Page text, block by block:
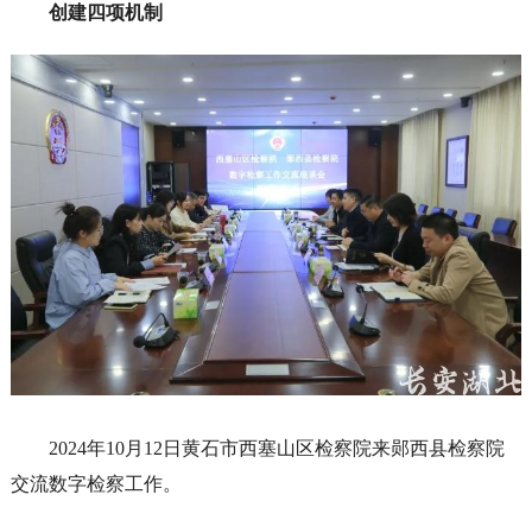
创建四项机制
2024年10月12日黄石市西塞山区检察院来郧西县检察院
交流数字检察工作。